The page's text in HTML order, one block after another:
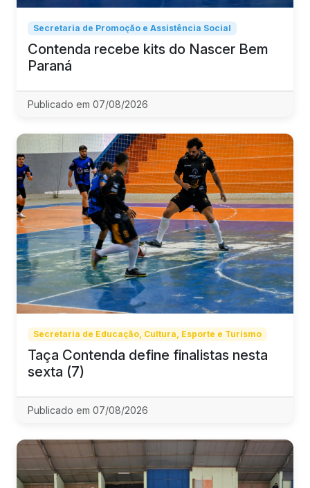
Secretaria de Promoção e Assistência Social
Contenda recebe kits do Nascer Bem
Paraná
Publicado em 07/08/2026
Secretaria de Educação, Cultura, Esporte e Turismo
Taça Contenda define finalistas nesta
sexta (7)
Publicado em 07/08/2026